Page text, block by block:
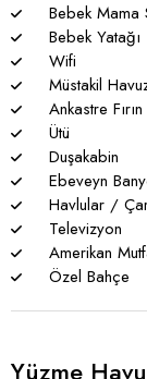
Bebek Mama
Bebek Yatağı
Wifi
Müstakil
Ankastre Fırın
Ütü
Duşakabin
Ebeveyn
Havlular /
Televizyon
Amerikan
Özel Bahçe
Yüzme